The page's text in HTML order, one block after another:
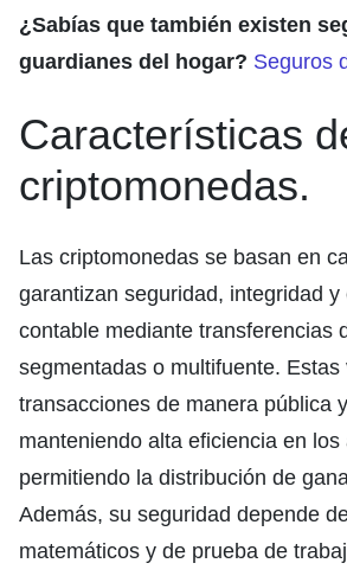
¿Sabías que también existen
guardianes del hogar? Seguros
Características
criptomonedas.
Las criptomonedas se basan en
garantizan seguridad, integridad y
contable mediante transferencias
segmentadas o multifuente. Estas
transacciones de manera pública
manteniendo alta eficiencia en los
permitiendo la distribución de
Además, su seguridad depende
matemáticos y de prueba de